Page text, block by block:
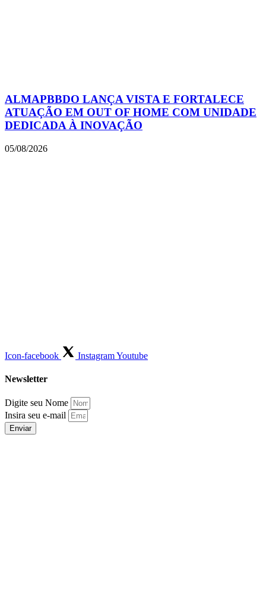
ALMAPBBDO LANÇA VISTA E FORTALECE
ATUAÇÃO EM OUT OF HOME COM UNIDADE
DEDICADA À INOVAÇÃO
05/08/2026
Icon-facebook InstagramYoutube
Newsletter
Digite seu Nome
Insira seu e-mail
Enviar